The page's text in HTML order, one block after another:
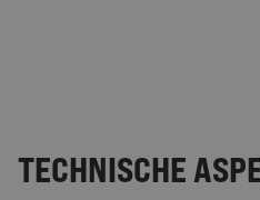
TECHNISCHE